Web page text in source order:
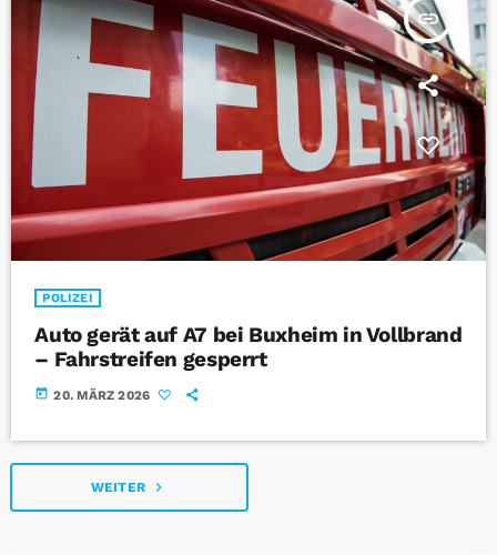
insert_link
POLIZEI
Auto gerät auf A7 bei Buxheim in Vollbrand
– Fahrstreifen gesperrt
today 20. MÄRZ 2026
WEITER navigate_next